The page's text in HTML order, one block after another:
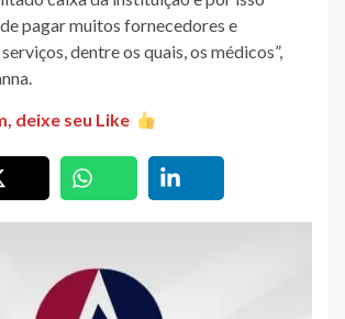
pagar muitos fornecedores e
dentre os quais, os médicos”,
deixe seu Like